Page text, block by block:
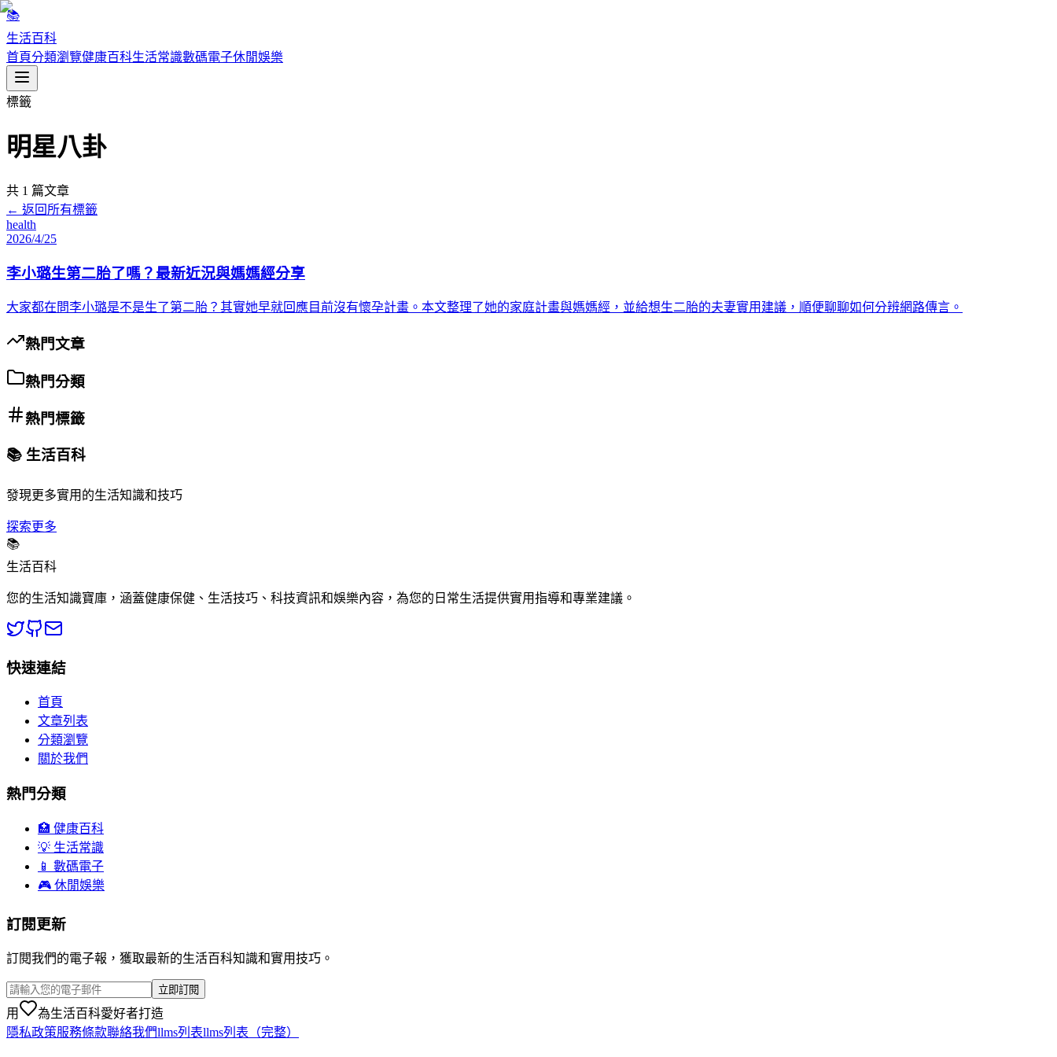
📚
生活百科
首頁分類瀏覽健康百科生活常識數碼電子休閒娛樂
標籤
明星八卦
共 1 篇文章
← 返回所有標籤
health
2026/4/25
李小璐生第二胎了嗎？最新近況與媽媽經分享
大家都在問李小璐是不是生了第二胎？其實她早就回應目前沒有懷孕計畫。本文整理了她的家庭計畫與媽媽經，並給想生二胎的夫妻實用建議，順便聊聊如何分辨網路傳言。
熱門文章
熱門分類
熱門標籤
📚 生活百科
發現更多實用的生活知識和技巧
探索更多
📚
生活百科
您的生活知識寶庫，涵蓋健康保健、生活技巧、科技資訊和娛樂內容，為您的日常生活提供實用指導和專業建議。
快速連結
首頁
文章列表
分類瀏覽
關於我們
熱門分類
🏥 健康百科
💡 生活常識
📱 數碼電子
🎮 休閒娛樂
訂閱更新
訂閱我們的電子報，獲取最新的生活百科知識和實用技巧。
立即訂閱
用
為生活百科愛好者打造
隱私政策服務條款聯絡我們llms列表llms列表（完整）